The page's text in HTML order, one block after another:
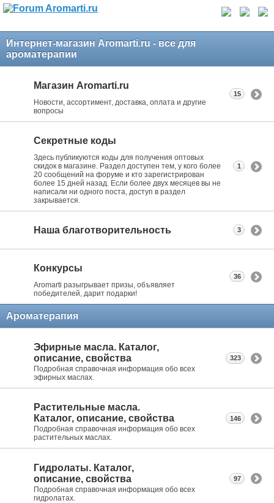
Интернет-магазин Aromarti.ru - все для
ароматерапии
Магазин Aromarti.ru
Новости, ассортимент, доставка, оплата и другие
вопросы
15
Секретные коды
Здесь публикуются коды для получения оптовых
скидок в магазине. Раздел доступен тем, у кого более
20 сообщений на форуме и кто зарегистрирован
более 15 дней назад. Если более двух месяцев вы не
написали ни одного поста, доступ в раздел
закрывается.
1
Наша благотворительность 3
Конкурсы
Aromarti разыгрывает призы, объявляет
победителей, дарит подарки!
36
Ароматерапия
Эфирные масла. Каталог,
описание, свойства
Подробная справочная информация обо всех
эфирных маслах.
323
Растительные масла.
Каталог, описание, свойства
Подробная справочная информация обо всех
растительных маслах.
146
Гидролаты. Каталог,
описание, свойства
Подробная справочная информация обо всех
гидролатах.
97